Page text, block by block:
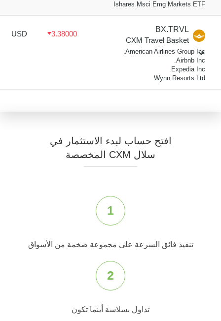
Ishares Msci Emg Markets ETF
BX.TRVL
CXM Travel Basket
American Airlines Group Inc.
Airbnb Inc.
Expedia Inc.
Wynn Resorts Ltd
3.38000
USD
افتح حساب لبدء الاستثمار في
سلال CXM المخصصة
1
تنفيذ فائق السرعة على مجموعة ضخمة من الأسواق
2
تداول بسلاسة أينما تكون